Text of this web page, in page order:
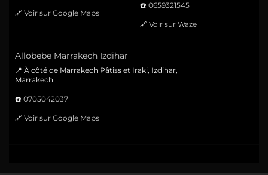
🔗 Voir sur Google Maps
☎️ 0659321545
🔗 Voir sur Waze
Allobebe Marrakech Izdihar
📍 À côté de Marrakech Pâtiss et Iraki, Izdihar,
Marrakech
☎️ 0705042037
🔗 Voir sur Google Maps